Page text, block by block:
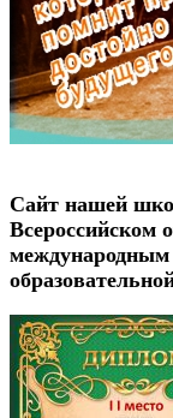
Сайт нашей
Всероссийском